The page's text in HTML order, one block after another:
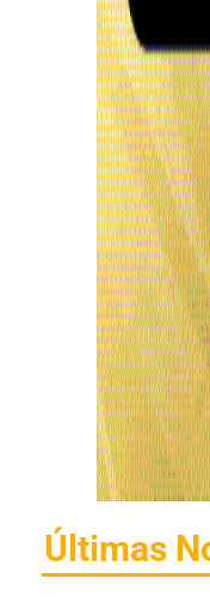
Últimas